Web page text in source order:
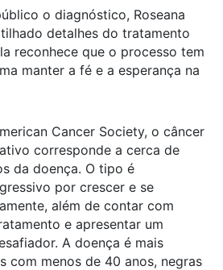
o diagnóstico, Roseana
detalhes do tratamento
reconhece que o processo tem
manter a fé e a esperança na
Cancer Society, o câncer
corresponde a cerca de
da doença. O tipo é
por crescer e se
além de contar com
e apresentar um
A doença é mais
com menos de 40 anos, negras